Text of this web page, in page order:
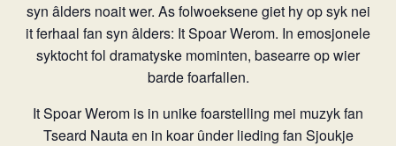
syn âlders noait wer. As folwoeksene giet hy op syk nei
it ferhaal fan syn âlders: It Spoar Werom. In emosjonele
syktocht fol dramatyske mominten, basearre op wier
barde foarfallen.
It Spoar Werom is in unike foarstelling mei muzyk fan
Tseard Nauta en in koar ûnder lieding fan Sjoukje